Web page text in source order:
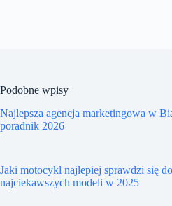
Podobne wpisy
Najlepsza agencja marketingowa w
poradnik 2026
Jaki motocykl najlepiej sprawdzi się
najciekawszych modeli w 2025